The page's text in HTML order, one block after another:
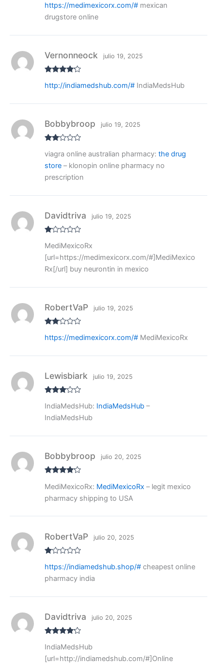
al
or
ad
de
5
https://medimexicorx.com/#mexican
drugstore online
con4de
Vernonneock julio 19, 2025
http://indiamedshub.com/#IndiaMedsHub
rado
2de
5
Bobbybroop julio 19, 2025
viagra online australian pharmacy: the drug
store– klonopin online pharmacy no
prescription
al
or
ad
o
co
1
Davidtriva julio 19, 2025
MediMexicoRx
[url=https://medimexicorx.com/#]MediMexico
Rx[/url] buy neurontin in mexico
rado
RobertVaP julio 19, 2025
https://medimexicorx.com/#MediMexicoRx
do con
3
de 5
Lewisbiark julio 19, 2025
IndiaMedsHub: IndiaMedsHub–
IndiaMedsHub
con4de
Bobbybroop julio 20, 2025
MediMexicoRx: MediMexicoRx – legit mexico
pharmacy shipping to USA
al
or
ad
de
5
RobertVaP julio 20, 2025
https://indiamedshub.shop/#cheapest online
pharmacy india
con4 de
5
Davidtriva julio 20, 2025
IndiaMedsHub
[url=http://indiamedshub.com/#]Online